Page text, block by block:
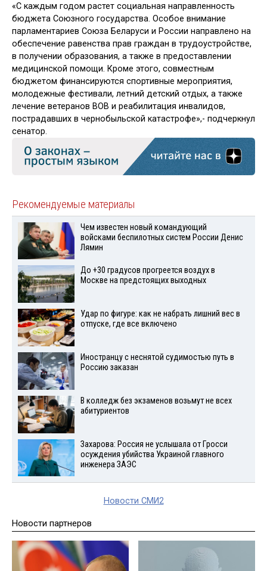
«С каждым годом растет социальная направленность
бюджета Союзного государства. Особое внимание
парламентариев Союза Беларуси и России направлено на
обеспечение равенства прав граждан в трудоустройстве,
в получении образования, а также в предоставлении
медицинской помощи. Кроме этого, совместным
бюджетом финансируются спортивные мероприятия,
молодежные фестивали, летний детский отдых, а также
лечение ветеранов ВОВ и реабилитация инвалидов,
пострадавших в чернобыльской катастрофе»,- подчеркнул
сенатор.
Рекомендуемые материалы
Чем известен новый командующий
войсками беспилотных систем России Денис
Лямин
До +30 градусов прогреется воздух в
Москве на предстоящих выходных
Удар по фигуре: как не набрать лишний вес в
отпуске, где все включено
Иностранцу с неснятой судимостью путь в
Россию заказан
В колледж без экзаменов возьмут не всех
абитуриентов
Захарова: Россия не услышала от Гросси
осуждения убийства Украиной главного
инженера ЗАЭС
Новости СМИ2
Новости партнеров